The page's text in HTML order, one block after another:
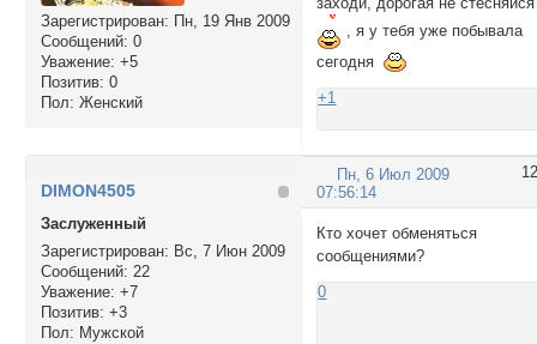
Зарегистрирован: Пн, 19 Янв 2009
Сообщений: 0
Уважение: +5
Позитив: 0
Пол: Женский
, я у тебя уже побывала
сегодня
+1
12
Пн, 6 Июл 2009
07:56:14
DIMON4505
Заслуженный
Зарегистрирован: Вс, 7 Июн 2009
Сообщений: 22
Уважение: +7
Позитив: +3
Пол: Мужской
Кто хочет обменяться
сообщениями?
0